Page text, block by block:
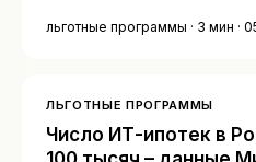
льготные программы · 3 мин ·
ЛЬГОТНЫЕ ПРОГРАММЫ
Число ИТ-ипотек в